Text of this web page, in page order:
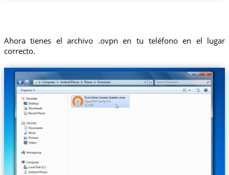
Ahora tienes el archivo .ovpn en tu teléfono en el lugar
correcto.
Trust.Zone-Canada-Quebec.ovpn